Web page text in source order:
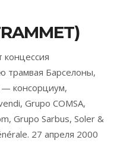
трамвая Барселоны,
— консорциум,
Grupo COMSA,
Grupo Sarbus, Soler &
27 апреля 2000